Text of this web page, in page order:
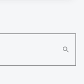
search